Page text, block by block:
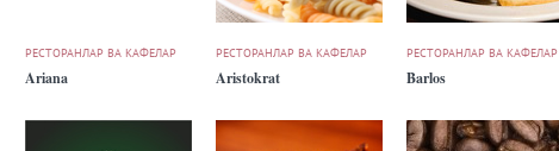
РЕСТОРАНЛАР ВА КАФЕЛАР
Ariana
РЕСТОРАНЛАР ВА КАФЕЛАР
Aristokrat
РЕСТОРАНЛАР ВА КАФЕЛАР
Barlos